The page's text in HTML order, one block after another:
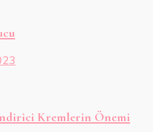
Kremlerin Önemi